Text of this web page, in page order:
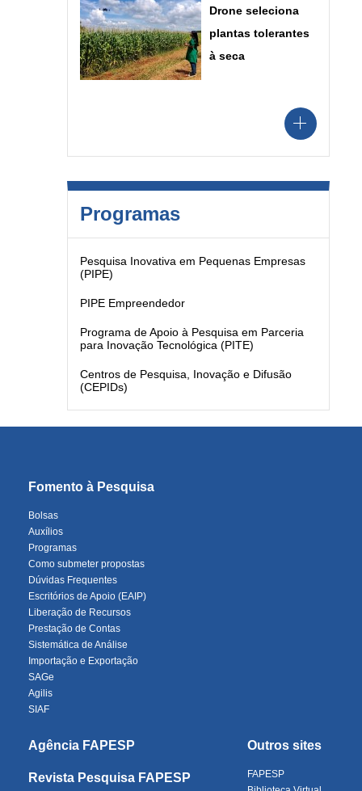
Drone seleciona
plantas tolerantes
à seca
Programas
Pesquisa Inovativa em Pequenas Empresas
(PIPE)
PIPE Empreendedor
Programa de Apoio à Pesquisa em Parceria
para Inovação Tecnológica (PITE)
Centros de Pesquisa, Inovação e Difusão
(CEPIDs)
Fomento à Pesquisa
Bolsas
Auxílios
Programas
Como submeter propostas
Dúvidas Frequentes
Escritórios de Apoio (EAIP)
Liberação de Recursos
Prestação de Contas
Sistemática de Análise
Importação e Exportação
SAGe
Agilis
SIAF
Agência FAPESP
Revista Pesquisa FAPESP
Outros sites
FAPESP